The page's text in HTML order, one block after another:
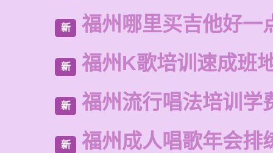
新 福州哪里买吉他好一
新 福州K歌培训速成班
新 福州流行唱法培训学
新 福州成人唱歌年会排